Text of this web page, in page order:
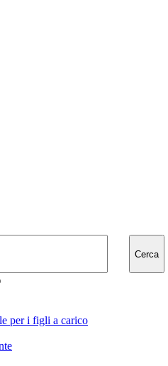
Cerca
per i figli a carico